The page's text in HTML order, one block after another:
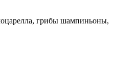
грибы шампиньоны,